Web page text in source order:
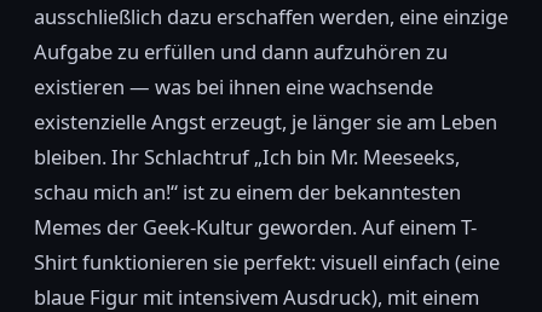
ausschließlich dazu erschaffen werden, eine einzige
Aufgabe zu erfüllen und dann aufzuhören zu
existieren — was bei ihnen eine wachsende
existenzielle Angst erzeugt, je länger sie am Leben
bleiben. Ihr Schlachtruf „Ich bin Mr. Meeseeks,
schau mich an!“ ist zu einem der bekanntesten
Memes der Geek-Kultur geworden. Auf einem T-
Shirt funktionieren sie perfekt: visuell einfach (eine
blaue Figur mit intensivem Ausdruck), mit einem